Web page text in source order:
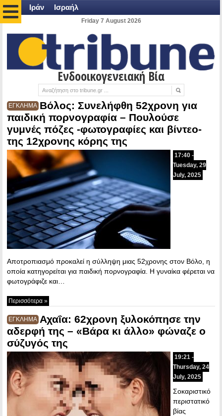
Ιράν Ισραήλ
Friday 7 August 2026
Ενδοοικογενειακή Βία
ΕΓΚΛΗΜΑ Βόλος: Συνελήφθη 52χρονη για
παιδική πορνογραφία – Πουλούσε
γυμνές πόζες -φωτογραφίες και βίντεο-
της 12χρονης κόρης της
17:40 -
Tuesday, 29
July, 2025
Αποτροπιασμό προκαλεί η σύλληψη μιας 52χρονης στον Βόλο, η
οποία κατηγορείται για παιδική πορνογραφία. Η γυναίκα φέρεται να
φωτογράφιζε και…
Περισσότερα »
ΕΓΚΛΗΜΑ Αχαΐα: 62χρονη ξυλοκόπησε την
αδερφή της – «Βάρα κι άλλο» φώναζε ο
σύζυγός της
19:21 -
Thursday, 24
July, 2025
Σοκαριστικό
περιστατικό
βίας